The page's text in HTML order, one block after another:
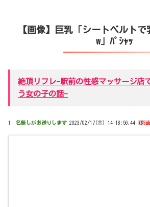
【画像】巨乳「シートベルト
w」ﾊﾟｼｬｯ
絶頂リフレ-駅前の性感マッサージ
う女の子の話-
1: 名無しがお送りします 2023/02/17(金) 14:18:56.44